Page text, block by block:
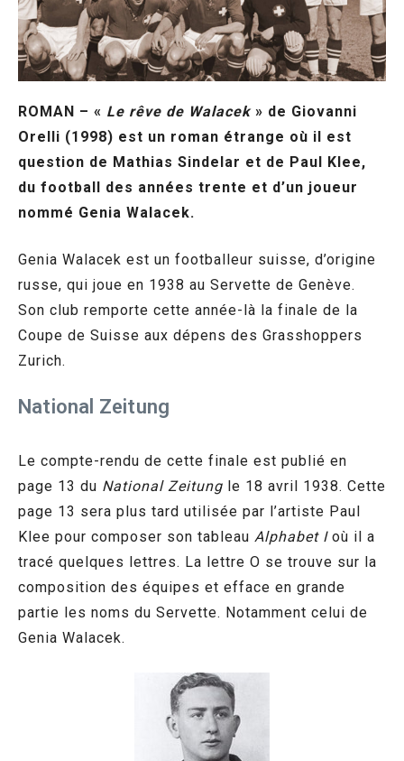
ROMAN – « Le rêve de Walacek» de Giovanni
Orelli (1998) est un roman étrange où il est
question de Mathias Sindelar et de Paul Klee,
du football des années trente et d’un joueur
nommé Genia Walacek.
Genia Walacek est un footballeur suisse, d’origine
russe, qui joue en 1938 au Servette de Genève.
Son club remporte cette année-là la finale de la
Coupe de Suisse aux dépens des Grasshoppers
Zurich.
National Zeitung
Le compte-rendu de cette finale est publié en
page 13 du National Zeitung le 18 avril 1938. Cette
page 13 sera plus tard utilisée par l’artiste Paul
Klee pour composer son tableau Alphabet Ioù il a
tracé quelques lettres. La lettre O se trouve sur la
composition des équipes et efface en grande
partie les noms du Servette. Notamment celui de
Genia Walacek.